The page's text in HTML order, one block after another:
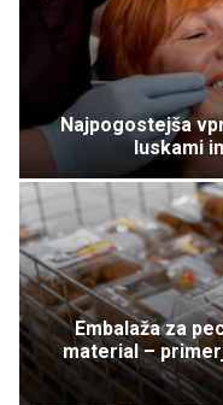
Najpogostejša
luskami
Embalaža za
material –